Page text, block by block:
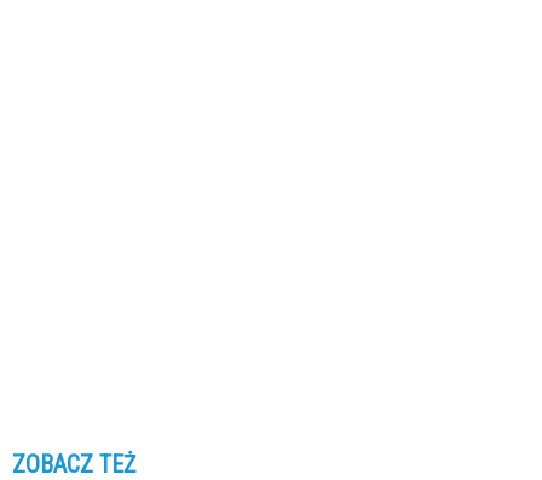
ZOBACZ TEŻ